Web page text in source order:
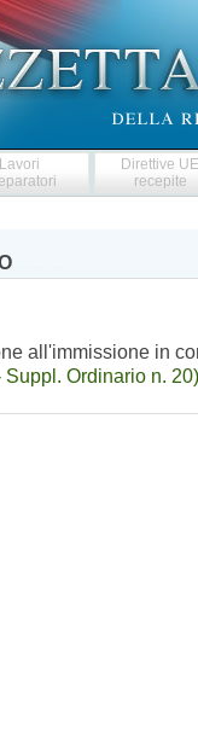
Lavori
Direttive
recepite
all'immissione in
Ordinario n. 20)